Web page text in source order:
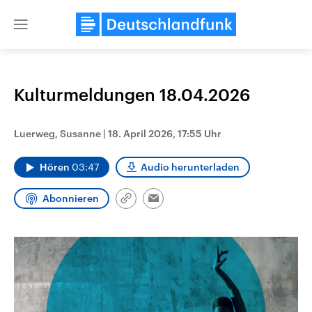
Close
Landtagswahl Sachsen-Anhalt
2026
Alle Informationen
Sachsen-Anhalt wählt am 6.
September 2026 einen neuen
Landtag. Seit 2021 wird das
Bundesland von einer Koalition aus
USA
Aktuelle Beiträge,
Hintergründe
Wirtschaftlich und
gehören die Vereinigten
den mächtigsten Ländern
mit großem Einfluss auf
Kulturmeldungen 18.04.2026
Luerweg, Susanne | 18. April 2026, 17:55 Uhr
Hören 03:47 Audio herunterladen
Abonnieren
Link
Email